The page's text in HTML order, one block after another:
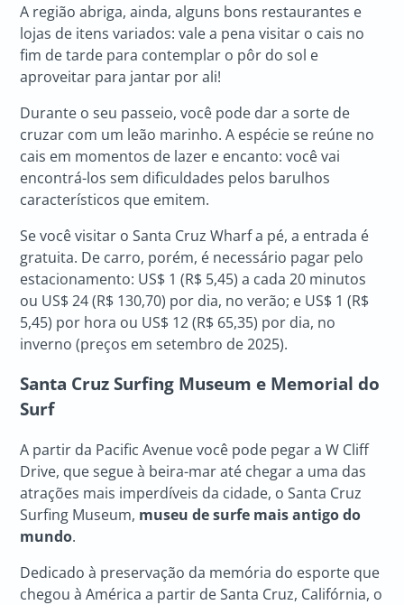
A região abriga, ainda, alguns bons restaurantes e
lojas de itens variados: vale a pena visitar o cais no
fim de tarde para contemplar o pôr do sol e
aproveitar para jantar por ali!
Durante o seu passeio, você pode dar a sorte de
cruzar com um leão marinho. A espécie se reúne no
cais em momentos de lazer e encanto: você vai
encontrá-los sem dificuldades pelos barulhos
característicos que emitem.
Se você visitar o Santa Cruz Wharf a pé, a entrada é
gratuita. De carro, porém, é necessário pagar pelo
estacionamento: US$ 1 (R$ 5,45) a cada 20 minutos
ou US$ 24 (R$ 130,70) por dia, no verão; e US$ 1 (R$
5,45) por hora ou US$ 12 (R$ 65,35) por dia, no
inverno (preços em setembro de 2025).
Santa Cruz Surfing Museum e Memorial do
Surf
A partir da Pacific Avenue você pode pegar a W Cliff
Drive, que segue à beira-mar até chegar a uma das
atrações mais imperdíveis da cidade, o Santa Cruz
Surfing Museum, museu de surfe mais antigo do
mundo.
Dedicado à preservação da memória do esporte que
chegou à América a partir de Santa Cruz, Califórnia, o